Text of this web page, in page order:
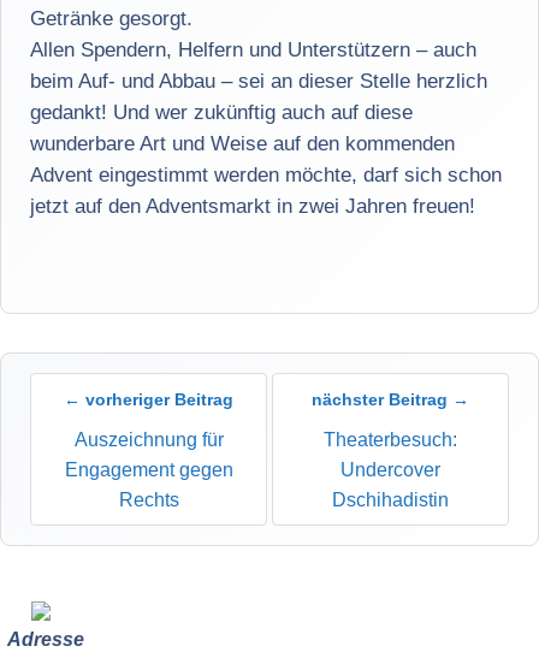
Getränke gesorgt.
Allen Spendern, Helfern und Unterstützern – auch
beim Auf- und Abbau – sei an dieser Stelle herzlich
gedankt! Und wer zukünftig auch auf diese
wunderbare Art und Weise auf den kommenden
Advent eingestimmt werden möchte, darf sich schon
jetzt auf den Adventsmarkt in zwei Jahren freuen!
← vorheriger Beitrag
Auszeichnung für
Engagement gegen
Rechts
nächster Beitrag →
Theaterbesuch:
Undercover
Dschihadistin
Adresse